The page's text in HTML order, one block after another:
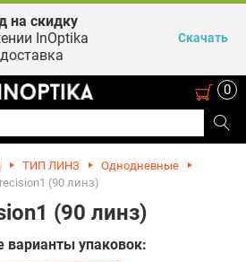
0
ТИП ЛИНЗ
Однодневные
(90 линз)
(90 линз)
варианты упаковок:
на скидку
InOptika
Скачать